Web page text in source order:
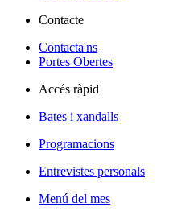
Contacte
Contacta'ns
Portes Obertes
Accés ràpid
Bates i xandalls
Programacions
Entrevistes personals
Menú del mes